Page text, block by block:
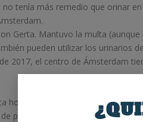
tenía más remedio que orinar
Gerta. Mantuvo la multa
pueden utilizar los urinarios
2017, el centro de Ámsterdam
holandesa NOS, la sentencia ha
protesta y participaron en